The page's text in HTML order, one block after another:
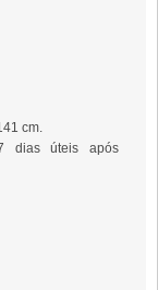
cm.
dias úteis após